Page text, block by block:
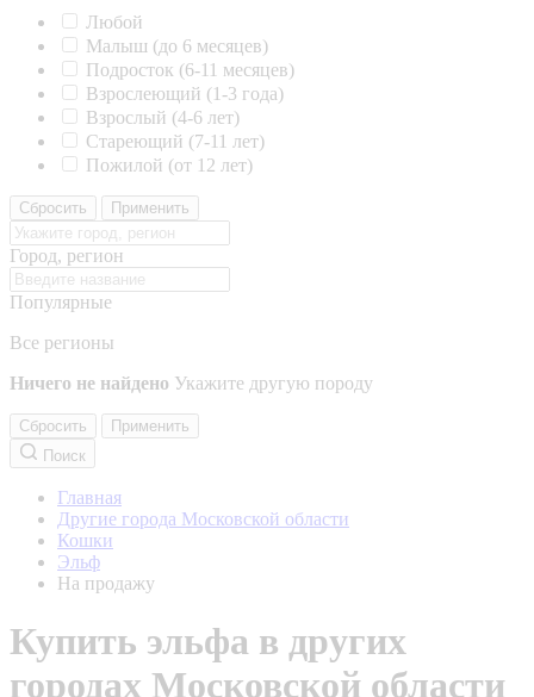
Любой
Малыш (до 6 месяцев)
Подросток (6-11 месяцев)
Взрослеющий (1-3 года)
Взрослый (4-6 лет)
Стареющий (7-11 лет)
Пожилой (от 12 лет)
Сбросить Применить
Город, регион
Популярные
Все регионы
Ничего не найдено Укажите другую породу
Сбросить
Применить
Поиск
Главная
Другие города Московской области
Кошки
Эльф
На продажу
Купить эльфа в других
городах Московской области